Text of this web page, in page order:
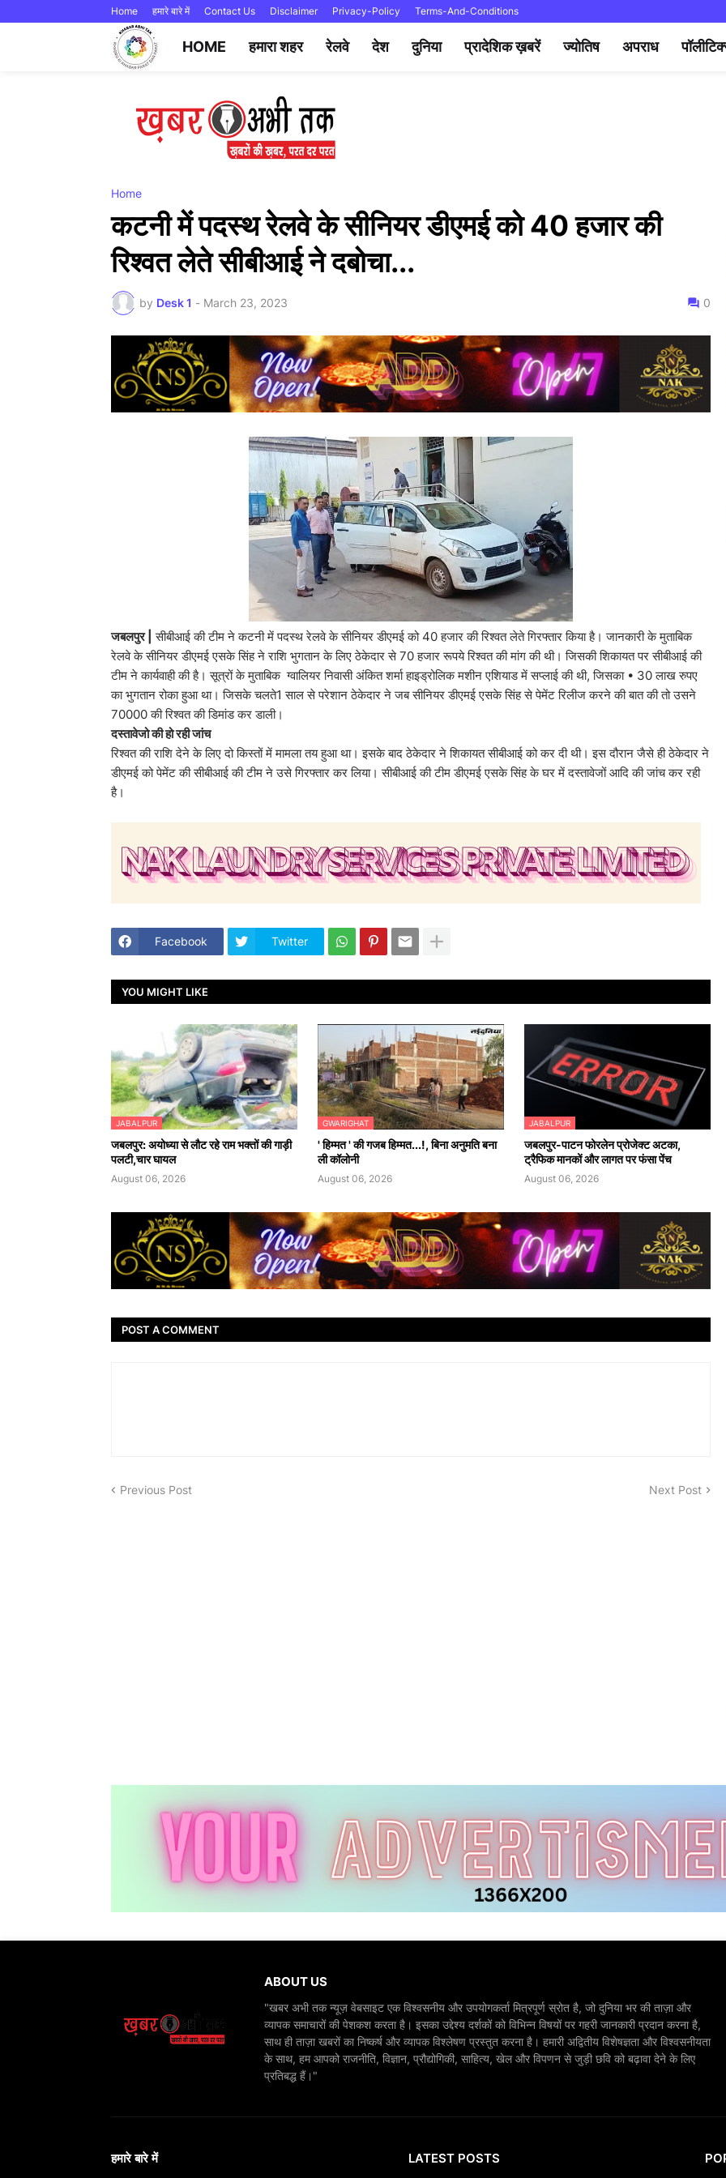
Home हमारे बारे में Contact Us Disclaimer Privacy-Policy Terms-And-Conditions
HOME हमारा शहर रेलवे देश दुनिया प्रादेशिक ख़बरें ज्योतिष अपराध
Home
कटनी में पदस्थ रेलवे के सीनियर डीएमई को 40 हजार की
रिश्वत लेते सीबीआई ने दबोचा...
by Desk 1 - March 23, 2023 0
जबलपुर | सीबीआई की टीम ने कटनी में पदस्थ रेलवे के सीनियर डीएमई को 40 हजार की रिश्वत लेते गिरफ्तार किया है। जानकारी के मुताबिक
रेलवे के सीनियर डीएमई एसके सिंह ने राशि भुगतान के लिए ठेकेदार से 70 हजार रूपये रिश्वत की मांग की थी। जिसकी शिकायत पर सीबीआई की
टीम ने कार्यवाही की है। सूत्रों के मुताबिक ग्वालियर निवासी अंकित शर्मा हाइड्रोलिक मशीन एशियाड में सप्लाई की थी, जिसका • 30 लाख रुपए
का भुगतान रोका हुआ था। जिसके चलते1 साल से परेशान ठेकेदार ने जब सीनियर डीएमई एसके सिंह से पेमेंट रिलीज करने की बात की तो उसने
70000 की रिश्वत की डिमांड कर डाली।
दस्तावेजो की हो रही जांच
रिश्वत की राशि देने के लिए दो किस्तों में मामला तय हुआ था। इसके बाद ठेकेदार ने शिकायत सीबीआई को कर दी थी। इस दौरान जैसे ही ठेकेदार ने
डीएमई को पेमेंट की सीबीआई की टीम ने उसे गिरफ्तार कर लिया। सीबीआई की टीम डीएमई एसके सिंह के घर में दस्तावेजों आदि की जांच कर रही
है।
Facebook Twitter
YOU MIGHT LIKE
JABALPUR
जबलपुर: अयोध्या से लौट रहे राम भक्तों की गाड़ी
पलटी,चार घायल
August 06, 2026
GWARIGHAT
' हिम्मत ' की गजब हिम्मत...!, बिना अनुमति बना
ली कॉलोनी
August 06, 2026
JABALPUR
जबलपुर-पाटन फोरलेन प्रोजेक्ट अटका,
ट्रैफिक मानकों और लागत पर फंसा पेंच
August 06, 2026
POST A COMMENT
Previous Post Next Post
ABOUT US
"खबर अभी तक न्यूज़ वेबसाइट एक विश्वसनीय और उपयोगकर्ता मित्रपूर्ण स्रोत है, जो दुनिया भर की ताज़ा और
व्यापक समाचारों की पेशकश करता है। इसका उद्देश्य दर्शकों को विभिन्न विषयों पर गहरी जानकारी प्रदान करना है,
साथ ही ताज़ा खबरों का निष्कर्ष और व्यापक विश्लेषण प्रस्तुत करना है। हमारी अद्वितीय विशेषज्ञता और विश्वसनीयता
के साथ, हम आपको राजनीति, विज्ञान, प्रौद्योगिकी, साहित्य, खेल और विपणन से जुड़ी छवि को बढ़ावा देने के लिए
प्रतिबद्ध हैं।"
हमारे बारे में LATEST POSTS